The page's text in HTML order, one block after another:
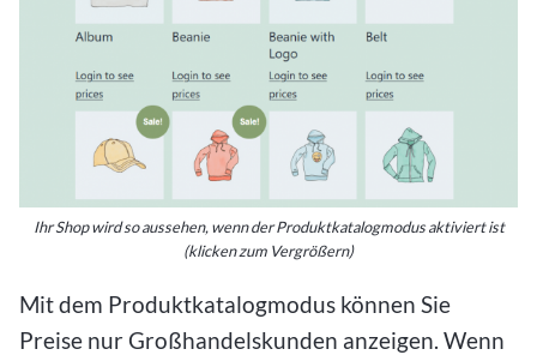
Ihr Shop wird so aussehen, wenn der Produktkatalogmodus aktiviert ist
(klicken zum Vergrößern)
Mit dem Produktkatalogmodus können Sie
Preise nur Großhandelskunden anzeigen. Wenn